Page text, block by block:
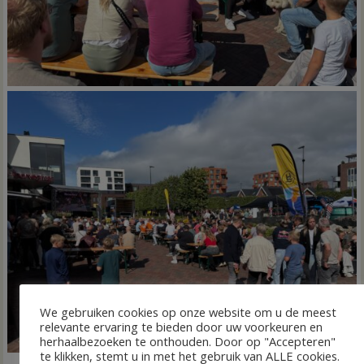
We gebruiken cookies op onze website om u de meest
relevante ervaring te bieden door uw voorkeuren en
herhaalbezoeken te onthouden. Door op "Accepteren"
te klikken, stemt u in met het gebruik van ALLE cookies.